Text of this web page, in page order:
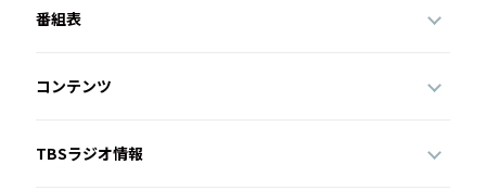
番組表
コンテンツ
TBSラジオ情報